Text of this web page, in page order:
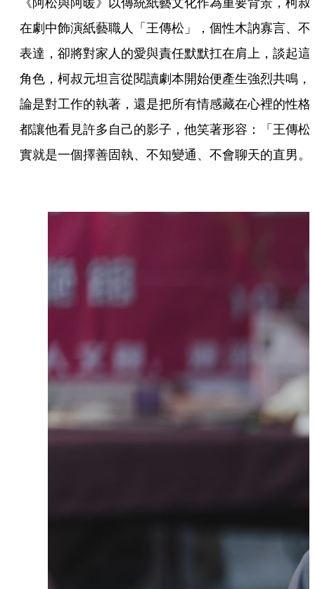
在劇中飾演紙藝職人「王傳松」，個性木訥寡言、不
表達，卻將對家人的愛與責任默默扛在肩上，談起這
角色，柯叔元坦言從閱讀劇本開始便產生強烈共鳴，
論是對工作的執著，還是把所有情感藏在心裡的性格
都讓他看見許多自己的影子，他笑著形容：「王傳松
實就是一個擇善固執、不知變通、不會聊天的直男。